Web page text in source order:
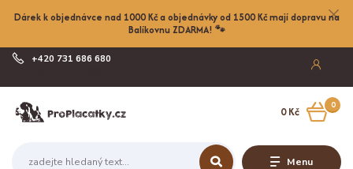
Dárek k objednávce nad 1000 Kč a objednávky od 1500 Kč mají dopravu na
Balíkovnu ZDARMA! 🐾
Menu
+420 731 686 680
0
0 Kč